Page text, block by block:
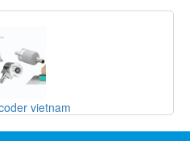
ELECTRONIC LABOLATORY